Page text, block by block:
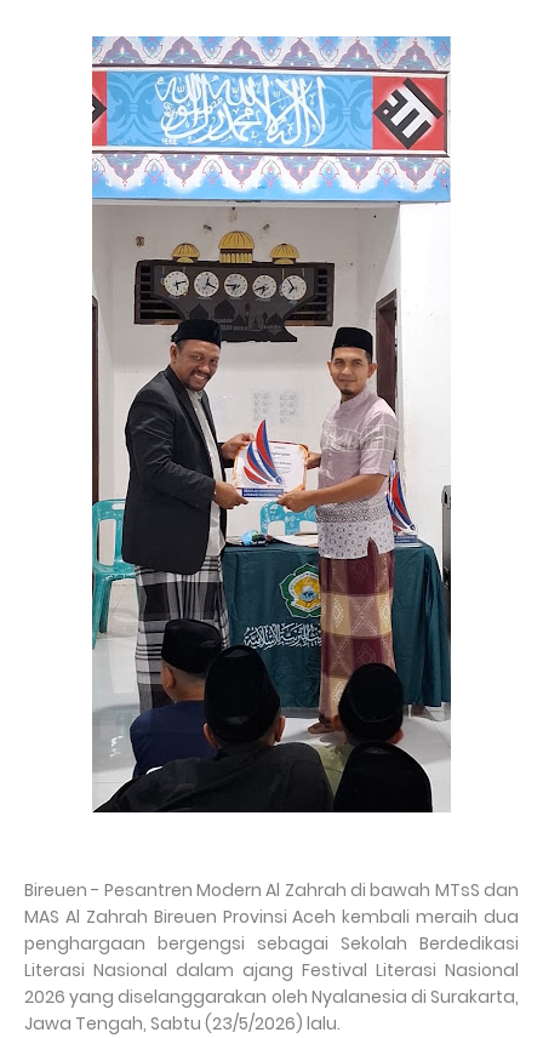
Bireuen - Pesantren Modern Al Zahrah di bawah MTsS dan
MAS Al Zahrah Bireuen Provinsi Aceh kembali meraih dua
penghargaan bergengsi sebagai Sekolah Berdedikasi
Literasi Nasional dalam ajang Festival Literasi Nasional
2026 yang diselanggarakan oleh Nyalanesia di Surakarta,
Jawa Tengah, Sabtu (23/5/2026) lalu.